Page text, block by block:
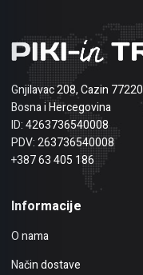
Gnjilavac 208, Cazin 77220
Bosna i Hercegovina
ID: 4263736540008
PDV: 263736540008
+387 63 405 186
Informacije
O nama
Način dostave